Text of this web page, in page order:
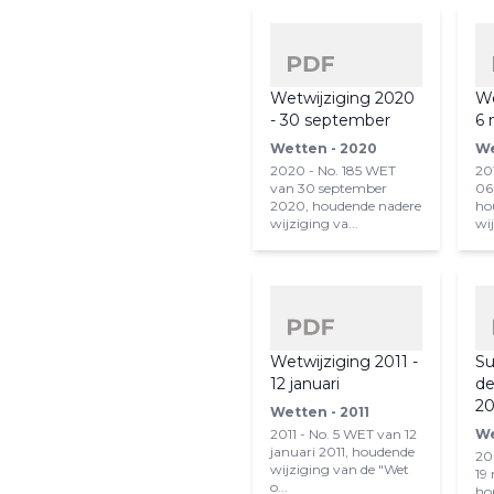
Wetwijziging 2020
- 30 september
Wetten - 2020
2020 - No. 185 WET
van 30 september
2020, houdende nadere
wijziging va...
6
Wetwijziging 2011 -
12 januari
Wetten - 2011
2011 - No. 5 WET van 12
januari 2011, houdende
wijziging van de "Wet
o...